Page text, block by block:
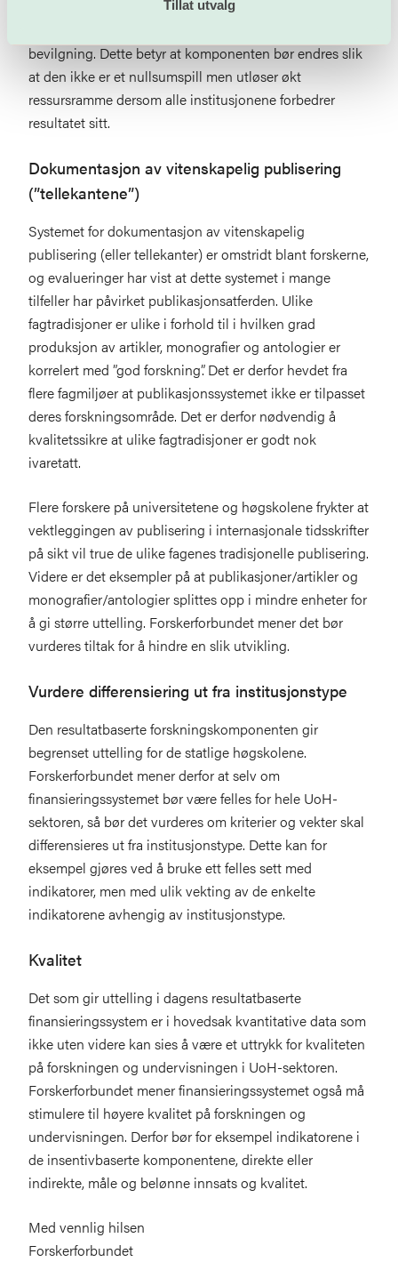
Tillat utvalg
resultatene til den enkelte institusjon. Alle institusjoner
bevilgning. Dette betyr at komponenten bør endres slik
at den ikke er et nullsumspill men utløser økt
ressursramme dersom alle institusjonene forbedrer
resultatet sitt.
Dokumentasjon av vitenskapelig publisering
(”tellekantene”)
Systemet for dokumentasjon av vitenskapelig
publisering (eller tellekanter) er omstridt blant forskerne,
og evalueringer har vist at dette systemet i mange
tilfeller har påvirket publikasjonsatferden. Ulike
fagtradisjoner er ulike i forhold til i hvilken grad
produksjon av artikler, monografier og antologier er
korrelert med ”god forskning”. Det er derfor hevdet fra
flere fagmiljøer at publikasjonssystemet ikke er tilpasset
deres forskningsområde. Det er derfor nødvendig å
kvalitetssikre at ulike fagtradisjoner er godt nok
ivaretatt.
Flere forskere på universitetene og høgskolene frykter at
vektleggingen av publisering i internasjonale tidsskrifter
på sikt vil true de ulike fagenes tradisjonelle publisering.
Videre er det eksempler på at publikasjoner/artikler og
monografier/antologier splittes opp i mindre enheter for
å gi større uttelling. Forskerforbundet mener det bør
vurderes tiltak for å hindre en slik utvikling.
Vurdere differensiering ut fra institusjonstype
Den resultatbaserte forskningskomponenten gir
begrenset uttelling for de statlige høgskolene.
Forskerforbundet mener derfor at selv om
finansieringssystemet bør være felles for hele UoH-
sektoren, så bør det vurderes om kriterier og vekter skal
differensieres ut fra institusjonstype. Dette kan for
eksempel gjøres ved å bruke ett felles sett med
indikatorer, men med ulik vekting av de enkelte
indikatorene avhengig av institusjonstype.
Kvalitet
Det som gir uttelling i dagens resultatbaserte
finansieringssystem er i hovedsak kvantitative data som
ikke uten videre kan sies å være et uttrykk for kvaliteten
på forskningen og undervisningen i UoH-sektoren.
Forskerforbundet mener finansieringssystemet også må
stimulere til høyere kvalitet på forskningen og
undervisningen. Derfor bør for eksempel indikatorene i
de insentivbaserte komponentene, direkte eller
indirekte, måle og belønne innsats og kvalitet.
Med vennlig hilsen
Forskerforbundet